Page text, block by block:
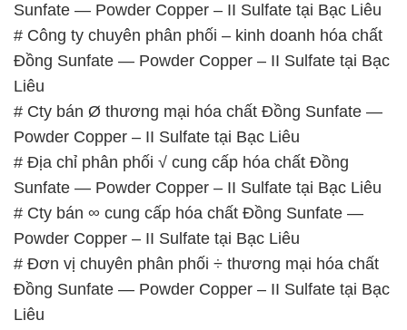
Sunfate — Powder Copper – II Sulfate tại Bạc Liêu
# Công ty chuyên phân phối – kinh doanh hóa chất
Đồng Sunfate — Powder Copper – II Sulfate tại Bạc
Liêu
# Cty bán Ø thương mại hóa chất Đồng Sunfate —
Powder Copper – II Sulfate tại Bạc Liêu
# Địa chỉ phân phối √ cung cấp hóa chất Đồng
Sunfate — Powder Copper – II Sulfate tại Bạc Liêu
# Cty bán ∞ cung cấp hóa chất Đồng Sunfate —
Powder Copper – II Sulfate tại Bạc Liêu
# Đơn vị chuyên phân phối ÷ thương mại hóa chất
Đồng Sunfate — Powder Copper – II Sulfate tại Bạc
Liêu